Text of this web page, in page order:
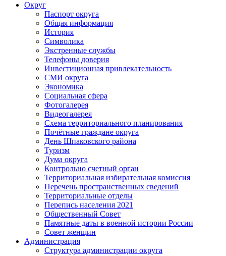
Округ
Паспорт округа
Общая информация
История
Символика
Экстренные службы
Телефоны доверия
Инвестиционная привлекательность
СМИ округа
Экономика
Социальная сфера
Фотогалерея
Видеогалерея
Схема территориального планирования
Почётные граждане округа
День Шпаковского района
Туризм
Дума округа
Контрольно счетный орган
Территориальная избирательная комиссия
Перечень пространственных сведений
Территориальные отделы
Перепись населения 2021
Общественный Совет
Памятные даты в военной истории России
Совет женщин
Администрация
Структура администрации округа